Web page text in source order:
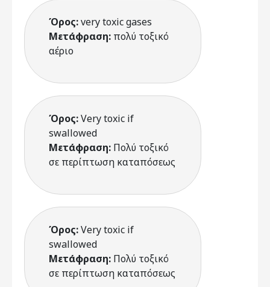
Όρος:very toxic gases
Μετάφραση: πολύ τοξικό
αέριο
Όρος:Very toxic if
swallowed
Μετάφραση: Πολύ τοξικό
σε περίπτωση καταπόσεως
Όρος:Very toxic if
swallowed
Μετάφραση: Πολύ τοξικό
σε περίπτωση καταπόσεως